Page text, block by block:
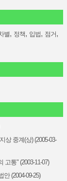
별, 정책, 입법, 점거,
상 중계(상) (2005-03-
통" (2003-11-07)
(2004-09-25)